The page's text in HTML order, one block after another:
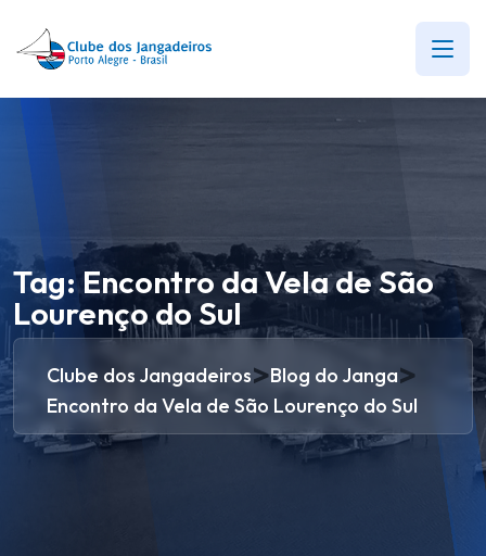
Tag:Encontro da Vela de São
Lourenço do Sul
Clube dos Jangadeiros>Blog do Janga>
Encontro da Vela de São Lourenço do Sul